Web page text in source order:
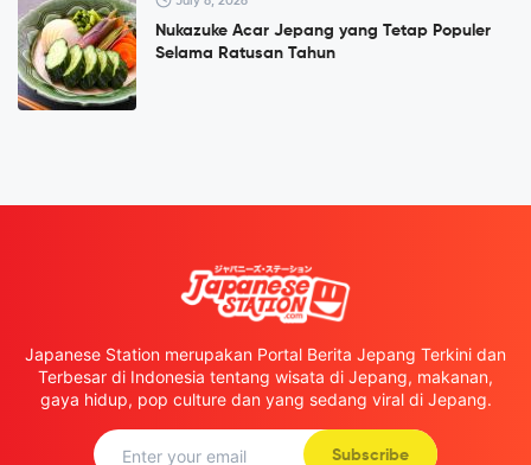
Nukazuke Acar Jepang yang Tetap Populer
Selama Ratusan Tahun
Japanese Station merupakan Portal Berita Jepang Terkini dan
Terbesar di Indonesia tentang wisata di Jepang, makanan,
gaya hidup, pop culture dan yang sedang viral di Jepang.
Subscribe